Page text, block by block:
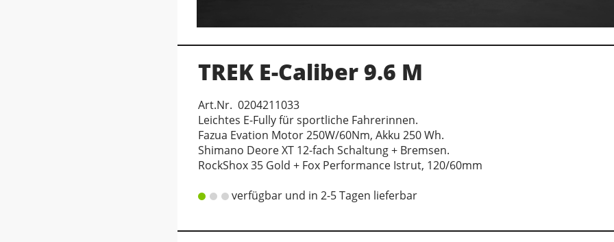
TREK E-Caliber 9.6 M
Art.Nr. 0204211033
Leichtes E-Fully für sportliche Fahrerinnen.
Fazua Evation Motor 250W/60Nm, Akku 250 Wh.
Shimano Deore XT 12-fach Schaltung + Bremsen.
RockShox 35 Gold + Fox Performance Istrut, 120/60mm
verfügbar und in 2-5 Tagen lieferbar